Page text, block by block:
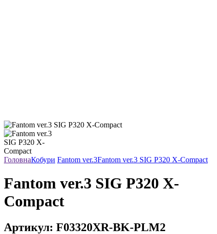
ГоловнаКобури Fantom ver.3Fantom ver.3 SIG P320 X-Compact
Fantom ver.3 SIG P320 X-
Compact
Артикул: F03320XR-BK-PLM2